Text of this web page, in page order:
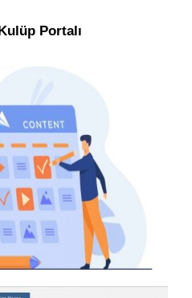
Portalı